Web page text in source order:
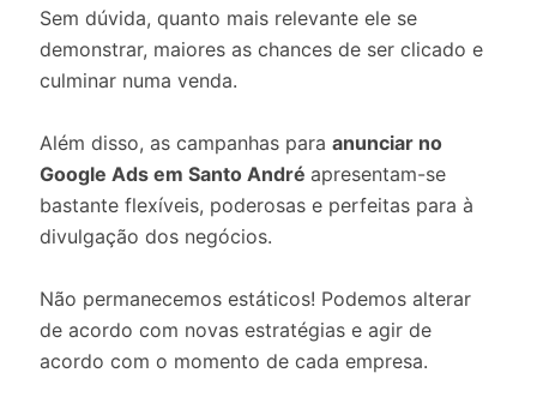
Sem dúvida, quanto mais relevante ele se
demonstrar, maiores as chances de ser clicado e
culminar numa venda.
Além disso, as campanhas para anunciar no
Google Ads em Santo André apresentam-se
bastante flexíveis, poderosas e perfeitas para à
divulgação dos negócios.
Não permanecemos estáticos! Podemos alterar
de acordo com novas estratégias e agir de
acordo com o momento de cada empresa.